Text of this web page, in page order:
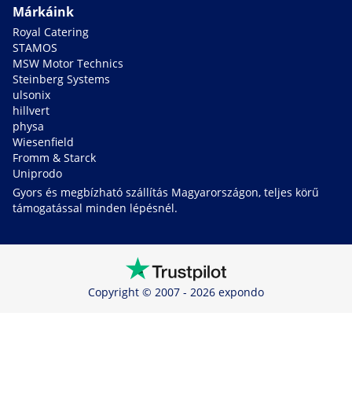
Márkáink
Royal Catering
STAMOS
MSW Motor Technics
Steinberg Systems
ulsonix
hillvert
physa
Wiesenfield
Fromm & Starck
Uniprodo
Gyors és megbízható szállítás Magyarországon, teljes körű
támogatással minden lépésnél.
Copyright © 2007 - 2026 expondo